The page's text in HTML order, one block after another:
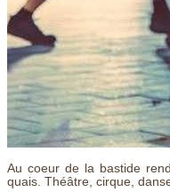
Au coeur de la bastide
quais. Théâtre, cirque,